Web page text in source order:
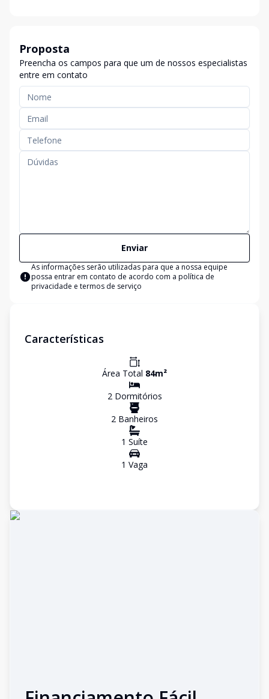
Proposta
Preencha os campos para que um de nossos especialistas
entre em contato
Enviar
As informações serão utilizadas para que a nossa equipe
possa entrar em contato de acordo com a política de
privacidade e termos de serviço
Características
Área Total 84m²
2Dormitórios
2 Banheiros
1 Suíte
1 Vaga